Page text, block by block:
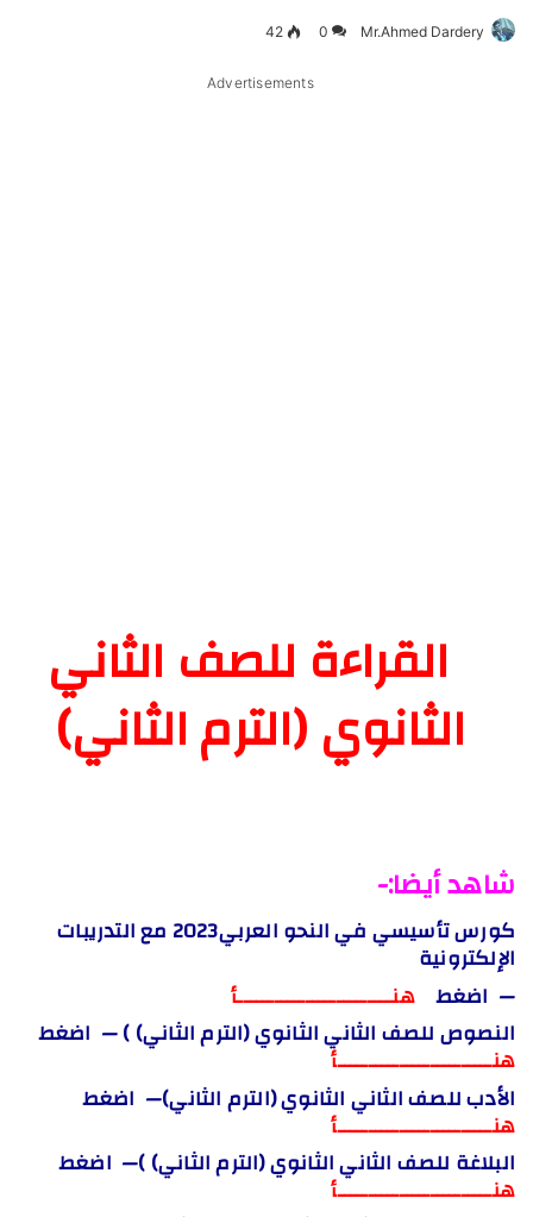
Mr.Ahmed Dardery
0
42
Advertisements
القراءة للصف الثاني
الثانوي (الترم الثاني)
شاهد أيضا:-
كورس تأسيسي في النحو العربي2023 مع التدريبات
الإلكترونية
— اضغطهنـــــــــــــــــــــــــأ
النصوص للصف الثاني الثانوي (الترم الثاني) ) — اضغط
هنـــــــــــــــــــــــــأ
الأدب للصف الثاني الثانوي (الترم الثاني)— اضغط
هنـــــــــــــــــــــــــأ
البلاغة للصف الثاني الثانوي (الترم الثاني) )— اضغط
هنـــــــــــــــــــــــــأ